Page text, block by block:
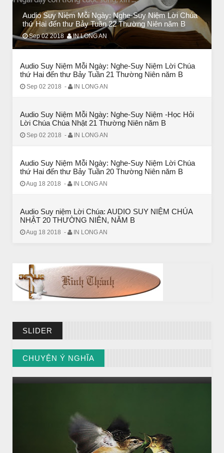
Audio Suy Niệm Mỗi Ngày: Nghe-Suy Niệm Lời Chúa
thứ Hai đến thư Bảy Tuần 22 Thường Niên năm B
Sep 02 2018 IN LONG AN
Audio Suy Niệm Mỗi Ngày: Nghe-Suy Niệm Lời Chúa
thứ Hai đến thư Bảy Tuần 21 Thường Niên năm B
Sep 02 2018 - IN LONG AN
Audio Suy Niệm Mỗi Ngày: Nghe-Suy Niệm -Học Hỏi
Lời Chúa Chúa Nhật 21 Thường Niên năm B
Sep 02 2018 - IN LONG AN
Audio Suy Niệm Mỗi Ngày: Nghe-Suy Niệm Lời Chúa
thứ Hai đến thư Bảy Tuần 20 Thường Niên năm B
Aug 18 2018 - IN LONG AN
Audio Suy niệm Lời Chúa: AUDIO SUY NIỆM CHÚA
NHẬT 20 THƯỜNG NIÊN, NĂM B
Aug 18 2018 - IN LONG AN
SLIDER
CHUYỆN Ý NGHĨA
// VIEW MORE BY CHUYỆN Ý NGHĨA
Chuyện Ý Nghĩa: Chết vì yêu
CHUYỆN Ý NGHĨA
Chuyen Y Nghia: Thien Chua Luon Tha Thu
BÀI NỔI BẬT
HẠT GIỐNG TÂM HỒN